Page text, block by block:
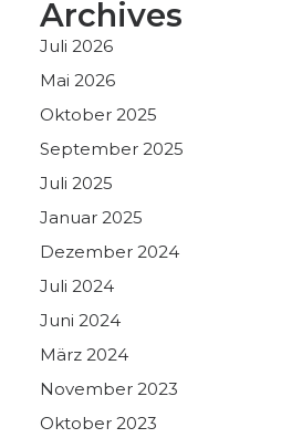
Archives
Juli 2026
Mai 2026
Oktober 2025
September 2025
Juli 2025
Januar 2025
Dezember 2024
Juli 2024
Juni 2024
März 2024
November 2023
Oktober 2023